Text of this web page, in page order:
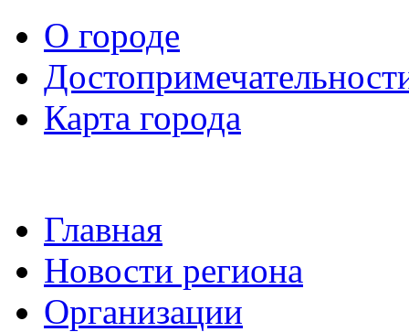
О городе
Карта города
Главная
Новости региона
Организации